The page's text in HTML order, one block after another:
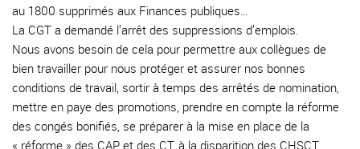
au 1800 supprimés aux Finances publiques…
La CGT a demandé l’arrêt des suppressions d’emplois.
Nous avons besoin de cela pour permettre aux collègues de
bien travailler pour nous protéger et assurer nos bonnes
conditions de travail, sortir à temps des arrêtés de nomination,
mettre en paye des promotions, prendre en compte la réforme
des congés bonifiés, se préparer à la mise en place de la
« réforme » des CAP et des CT, à la disparition des CHSCT….